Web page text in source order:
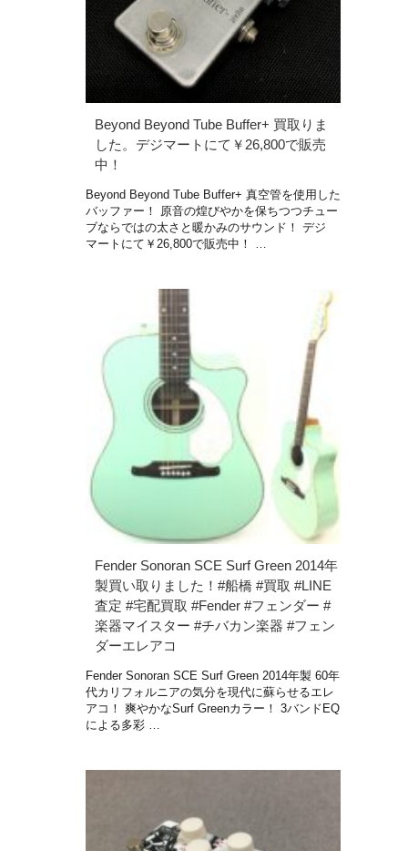
Beyond Beyond Tube Buffer+ 買取りま
した。デジマートにて￥26,800で販売
中！
Beyond Beyond Tube Buffer+ 真空管を使用した
バッファー！ 原音の煌びやかを保ちつつチュー
ブならではの太さと暖かみのサウンド！ デジ
マートにて￥26,800で販売中！ …
Fender Sonoran SCE Surf Green 2014年
製買い取りました！#船橋 #買取 #LINE
査定 #宅配買取 #Fender #フェンダー #
楽器マイスター #チバカン楽器 #フェン
ダーエレアコ
Fender Sonoran SCE Surf Green 2014年製 60年
代カリフォルニアの気分を現代に蘇らせるエレ
アコ！ 爽やかなSurf Greenカラー！ 3バンドEQ
による多彩 …